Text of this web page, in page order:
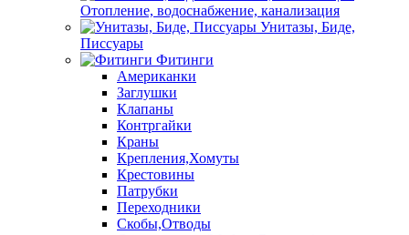
Отопление, водоснабжение, канализация
Унитазы, Биде,
Писсуары
Фитинги
Американки
Заглушки
Клапаны
Контргайки
Краны
Крепления,Хомуты
Крестовины
Патрубки
Переходники
Скобы,Отводы